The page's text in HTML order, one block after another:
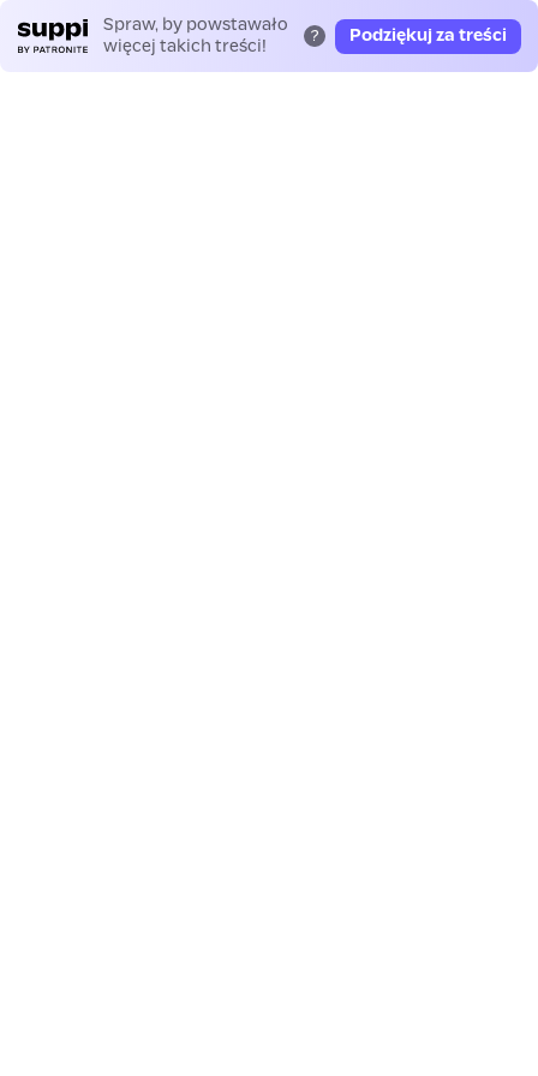
Spraw, by powstawało
więcej takich treści!
? Podziękuj za treści